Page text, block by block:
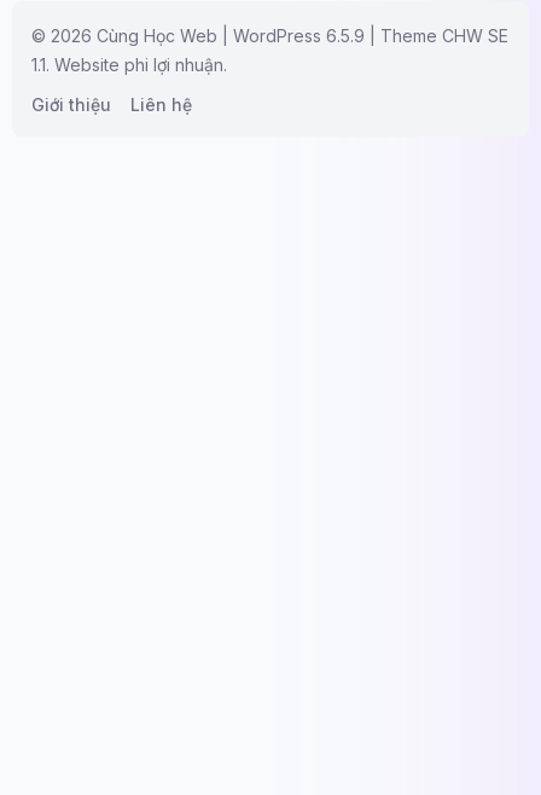
© 2026 Cùng Học Web | WordPress 6.5.9 | Theme CHW SE
1.1. Website phi lợi nhuận.
Giới thiệu
Liên hệ